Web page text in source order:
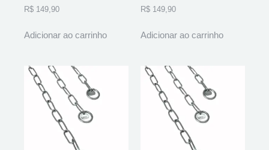
R$ 149,90
Adicionar ao carrinho
R$ 149,90
Adicionar ao carrinho